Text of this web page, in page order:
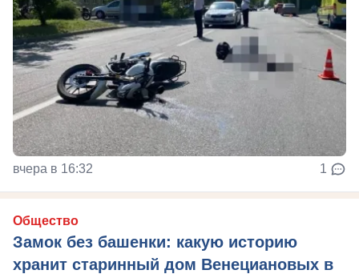
вчера в 16:32 1
Общество
Замок без башенки: какую историю
хранит старинный дом Венециановых в